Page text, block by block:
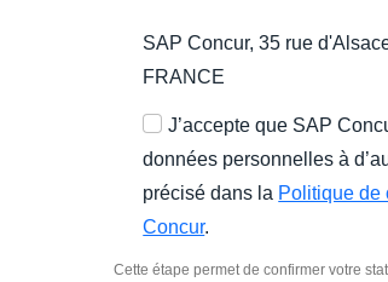
SAP Concur, 35 rue
FRANCE
J’accepte que SAP
données personnelles à
précisé dans la Politique de
Concur.
Cette étape permet de confirmer votre